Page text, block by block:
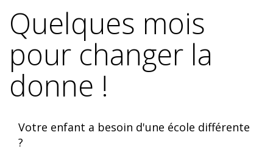
Quelques mois
pour changer la
donne !
Votre enfant a besoin d'une école différente
?